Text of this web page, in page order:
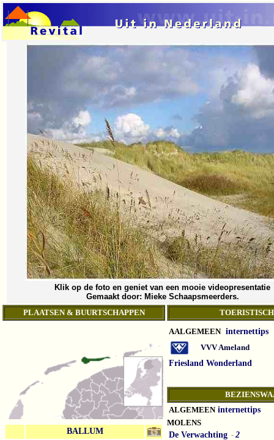
Klik op de foto en geniet van een mooie videopresentatie
Gemaakt door: Mieke Schaapsmeerders.
PLAATSEN & BUURTSCHAPPEN
BALLUM
AALGEMEEN internettips
VVV Ameland
Friesland Wonderland
ALGEMEEN internettips
MOLENS
De Verwachting - 2